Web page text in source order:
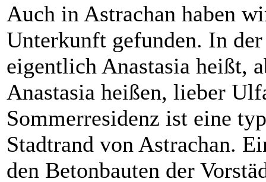
Auch in Astrachan haben
Unterkunft gefunden. In
eigentlich Anastasia heißt,
Anastasia heißen, lieber
Sommerresidenz ist eine
Stadtrand von Astrachan.
den Betonbauten der